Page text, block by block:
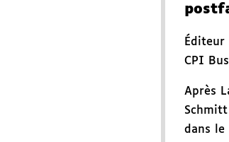
Éditeur
CPI
Après
dans le